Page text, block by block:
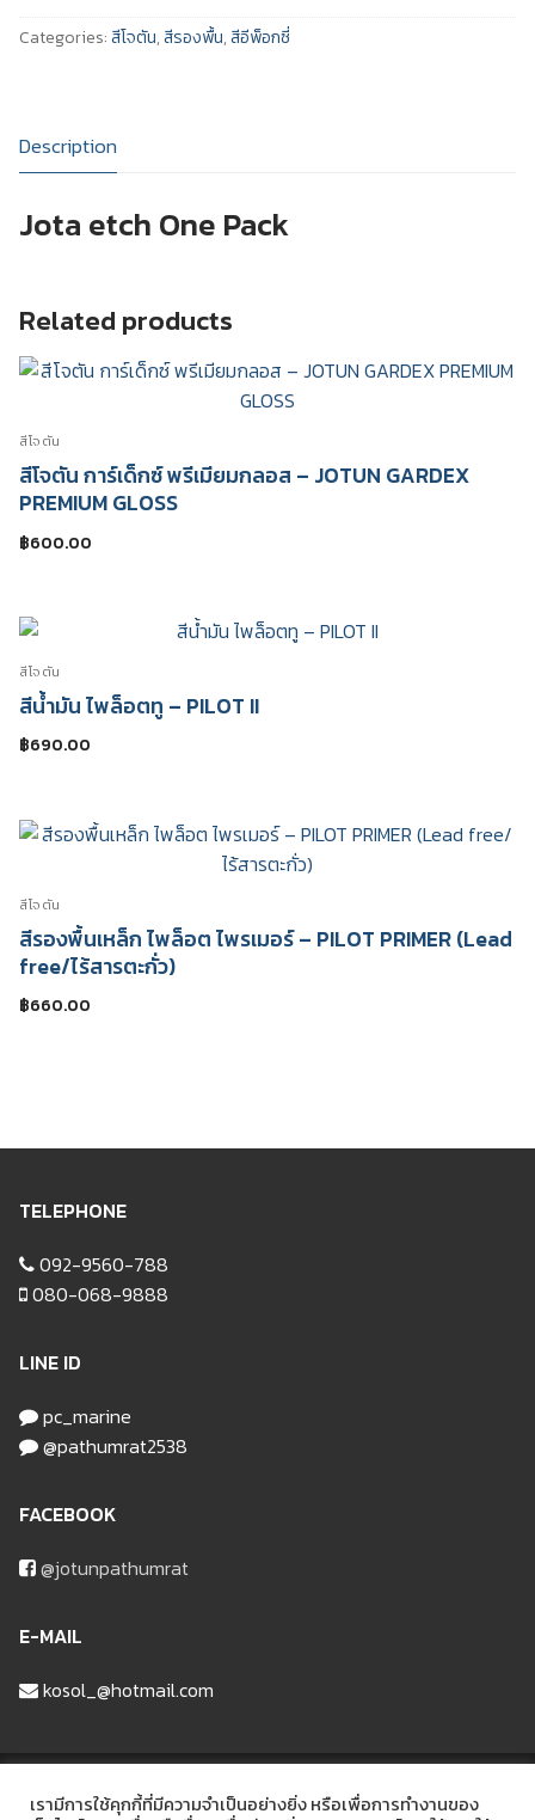
โจตา
-
etch
quantity
Categories:สีโจตัน,สีรองพื้น,สีอีพ็อกซี่
Description
Jota etch One Pack
Related products
สีโจตัน
สีโจตัน การ์เด็กซ์ พรีเมียมกลอส – JOTUN GARDEX
PREMIUM GLOSS
฿600.00
สีโจตัน
สีน้ำมัน ไพล็อตทู – PILOT II
฿690.00
สีโจตัน
สีรองพื้นเหล็ก ไพล็อต ไพรเมอร์ – PILOT PRIMER (Lead
free/ไร้สารตะกั่ว)
฿660.00
TELEPHONE
092-9560-788
080-068-9888
LINE ID
pc_marine
@pathumrat2538
FACEBOOK
@jotunpathumrat
E-MAIL
kosol_@hotmail.com
บริษัท ปทุมรัฐวัสดุก่อสร้าง จำกัด
เรามีการใช้คุกกี้ที่มีความจำเป็นอย่างยิ่ง หรือเพื่อการทำงานของ